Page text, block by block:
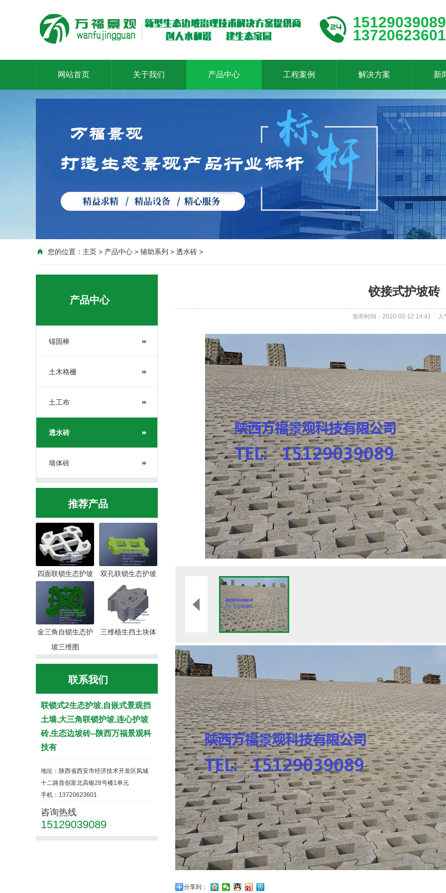
15129039089
13720623601
网站首页 关于我们 产品中心 工程案例 解决方案 新
您的位置： 主页 > 产品中心 > 辅助系列 > 透水砖 >
产品中心
锚固棒
土木格栅
土工布
透水砖
墙体砖
推荐产品
四面联锁生态护坡 双孔联锁生态护坡
金三角自锁生态护
坡三维图
三维植生挡土块体
联系我们
联锁式2生态护坡,自嵌式景观挡
土墙,大三角联锁护坡,连心护坡
砖,生态边坡砖--陕西万福景观科
技有
地址：陕西省西安市经济技术开发区凤城
十二路首创富北高银28号楼1单元
手机：13720623601
咨询热线
15129039089
铰接式护坡砖
发布时间：2020-02-12 14:41 人
分享到：